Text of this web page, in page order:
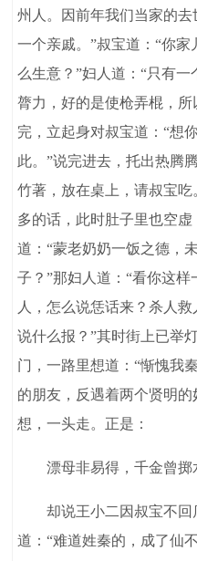
州人。因前年我们当家的
一个亲戚。”叔宝道：“你
么生意？”妇人道：“只有
膂力，好的是使枪弄棍，
完，立起身对叔宝道：“想
此。”说完进去，托出热腾
竹著，放在桌上，请叔宝
多的话，此时肚子里也空
道：“蒙老奶奶一饭之德，
子？”那妇人道：“看你这
人，怎么说恁话来？杀人
说什么报？”其时街上已举
门，一路里想道：“惭愧我
的朋友，反遇着两个贤明
想，一头走。正是：
漂母非易得，千金曾掷
却说王小二因叔宝不回
道：“难道姓秦的，成了仙